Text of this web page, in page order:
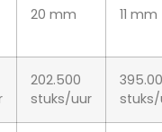
20 mm 11 mm
202.500
stuks/uur